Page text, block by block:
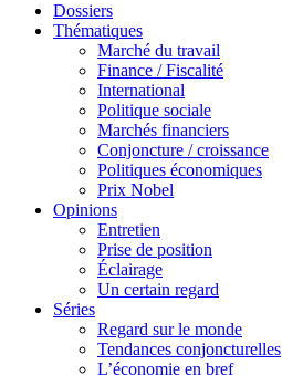
Dossiers
Thématiques
Marché du travail
Finance / Fiscalité
International
Politique sociale
Marchés financiers
Conjoncture / croissance
Politiques économiques
Prix Nobel
Opinions
Entretien
Prise de position
Éclairage
Un certain regard
Séries
Regard sur le monde
Tendances conjoncturelles
L’économie en bref